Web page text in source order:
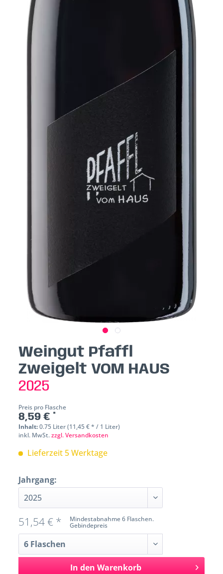
Weingut Pfaffl
Zweigelt VOM HAUS
2025
Preis pro Flasche
8,59 € *
Inhalt:0.75 Liter (11,45 € * / 1 Liter)
inkl. MwSt.zzgl. Versandkosten
Lieferzeit 5 Werktage
Jahrgang:
Mindestabnahme 6 Flaschen.
Gebindepreis
51,54 € *
In den Warenkorb